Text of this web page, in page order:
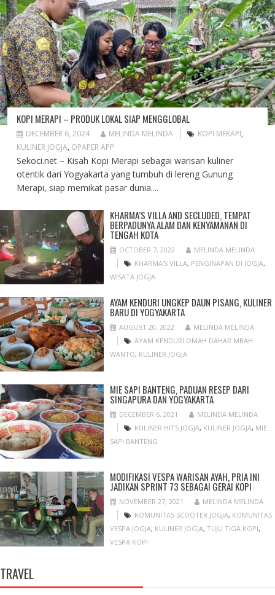
KOPI MERAPI – PRODUK LOKAL SIAP MENGGLOBAL
DECEMBER 6, 2024 MELINDA MELINDA KOPI MERAPI,
KULINER JOGJA, OPAPER APP
Sekoci.net – Kisah Kopi Merapi sebagai warisan kuliner
otentik dari Yogyakarta yang tumbuh di lereng Gunung
Merapi, siap memikat pasar dunia....
KHARMA’S VILLA AND SECLUDED, TEMPAT
BERPADUNYA ALAM DAN KENYAMANAN DI
TENGAH KOTA
OCTOBER 7, 2022
MELINDA MELINDA
KHARMA'S VILLA, PENGINAPAN DI JOGJA,
WISATA JOGJA
AYAM KENDURI UNGKEP DAUN PISANG, KULINER
BARU DI YOGYAKARTA
AUGUST 20, 2022
MELINDA MELINDA
AYAM KENDURI OMAH DAHAR MBAH
WANTO, KULINER JOGJA
MIE SAPI BANTENG, PADUAN RESEP DARI
SINGAPURA DAN YOGYAKARTA
DECEMBER 6, 2021
MELINDA MELINDA
KULINER HITS JOGJA, KULINER JOGJA, MIE
SAPI BANTENG
MODIFIKASI VESPA WARISAN AYAH, PRIA INI
JADIKAN SPRINT 73 SEBAGAI GERAI KOPI
NOVEMBER 27, 2021
MELINDA MELINDA
KOMUNITAS SCOOTER JOGJA, KOMUNITAS
VESPA JOGJA, KULINER JOGJA,TUJU TIGA KOPI,
VESPA KOPI
TRAVEL